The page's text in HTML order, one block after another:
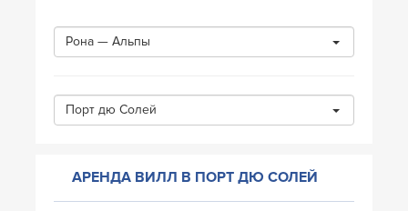
Рона — Альпы
Порт дю Солей
АРЕНДА ВИЛЛ В ПОРТ ДЮ СОЛЕЙ